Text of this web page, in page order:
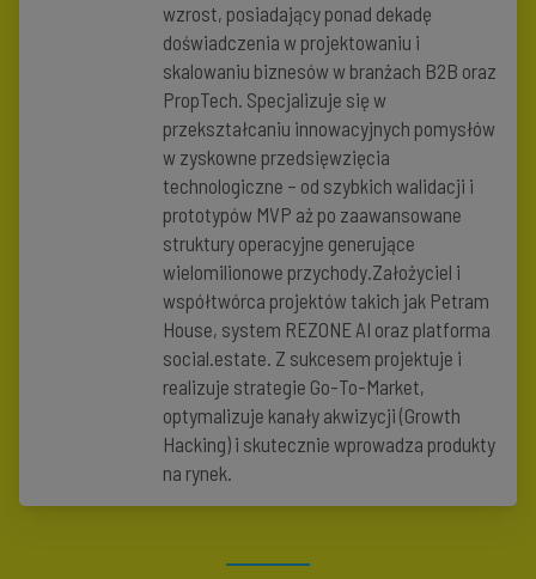
wzrost, posiadający ponad dekadę
doświadczenia w projektowaniu i
skalowaniu biznesów w branżach B2B oraz
PropTech. Specjalizuje się w
przekształcaniu innowacyjnych pomysłów
w zyskowne przedsięwzięcia
technologiczne – od szybkich walidacji i
prototypów MVP aż po zaawansowane
struktury operacyjne generujące
wielomilionowe przychody.Założyciel i
współtwórca projektów takich jak Petram
House, system REZONE AI oraz platforma
social.estate. Z sukcesem projektuje i
realizuje strategie Go-To-Market,
optymalizuje kanały akwizycji (Growth
Hacking) i skutecznie wprowadza produkty
na rynek.